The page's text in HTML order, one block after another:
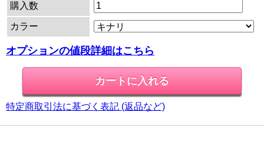
購入数
カラー
オプションの値段詳細はこちら
特定商取引法に基づく表記 (返品など)